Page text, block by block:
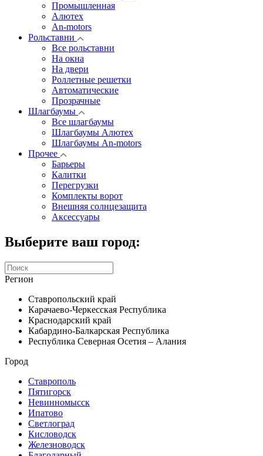
Промышленная
Алютех
An-motors
Рольставни
Все рольставни
На окна
На двери
Роллетные решетки
Автоматические
Прозрачные
Шлагбаумы
Все шлагбаумы
Шлагбаумы Алютех
Шлагбаумы An-motors
Прочее
Барьеры
Калитки
Перегрузки
Комплекты ворот
Внешняя солнцезащита
Аксессуары
Выберите ваш город:
Регион
Ставропольский край
Карачаево-Черкесская Республика
Краснодарский край
Кабардино-Балкарская Республика
Республика Северная Осетия – Алания
Город
Ставрополь
Пятигорск
Невинномысск
Ипатово
Светлоград
Кисловодск
Железноводск